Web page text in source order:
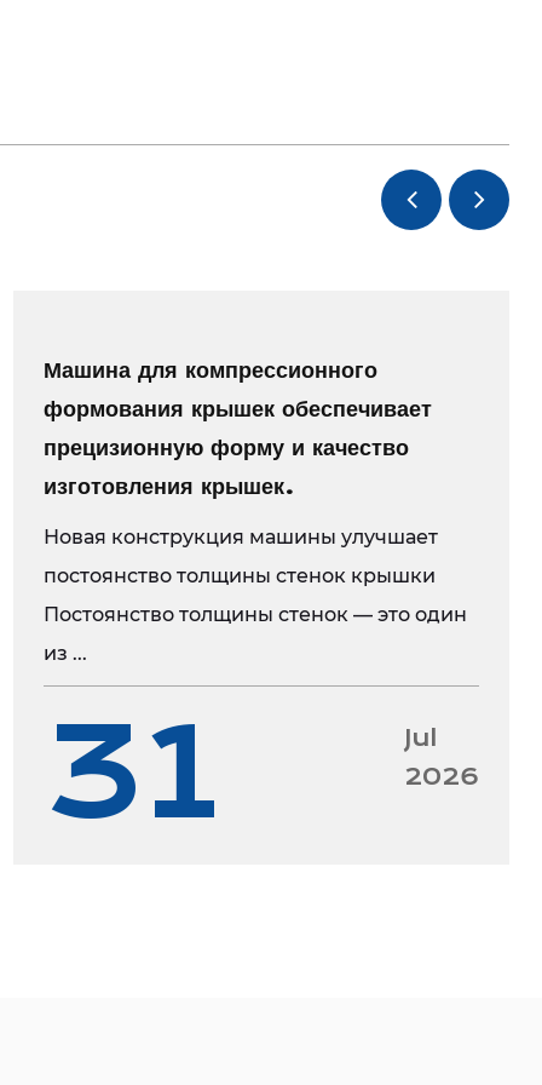
особенности, наша команда экспертов
над созданием формы, которая идеально
системы клапанных ворот подвергается
и мерам контроля качества, чтобы
соответствует нашим строгим стандартам. Мы
контрольное оборудование для проверки
клиентам надежное и эффективное решение
Благодаря оптимизированной
материалам и простоте
Машина для компрессионного
формования крышек обеспечивает
прецизионную форму и качество
изготовления крышек.
Новая конструкция машины улучшает
постоянство толщины стенок крышки
Постоянство толщины стенок — это один
из ...
31
Jul
2026